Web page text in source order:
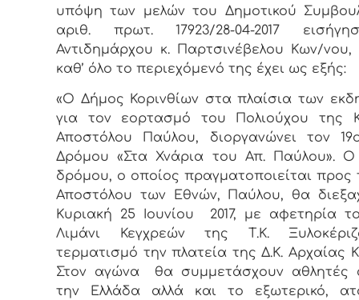
υπόψη των μελών του Δημοτικού
αριθ. πρωτ. 17923/28-04-2017
Αντιδημάρχου κ. Παρτσινέβελου Κων/
καθ’ όλο το περιεχόμενό της έχει ως εξής:
«Ο Δήμος Κορινθίων στα πλαίσια των
για τον εορτασμό του Πολιούχου της
Αποστόλου Παύλου, διοργανώνει τον
Δρόμου «Στα Χνάρια του Απ. Παύλου».
δρόμου, ο οποίος πραγματοποιείται προς
Αποστόλου των Εθνών, Παύλου, θα
Κυριακή 25 Ιουνίου 2017, με αφετηρία
Λιμάνι Κεγχρεών της Τ.Κ.
τερματισμό την πλατεία της Δ.Κ. Αρχαίας
Στον αγώνα θα συμμετάσχουν αθλητές
την Ελλάδα αλλά και το εξωτερικό,